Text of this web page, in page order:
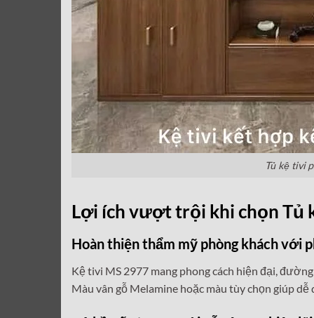
Tủ kệ tivi
Lợi ích vượt trội khi chọn Tủ
Hoàn thiện thẩm mỹ phòng khách với
Kệ tivi MS 2977 mang phong cách hiện đại,
Màu vân gỗ Melamine hoặc màu tùy chọn giúp